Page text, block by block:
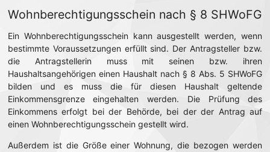
Wohnberechtigungsschein nach § 8 SHWoFG
Ein Wohnberechtigungsschein kann ausgestellt werden, wenn
bestimmte Voraussetzungen erfüllt sind. Der Antragsteller bzw.
die Antragstellerin muss mit seinen bzw. ihren
Haushaltsangehörigen einen Haushalt nach § 8 Abs. 5 SHWoFG
bilden und es muss die für diesen Haushalt geltende
Einkommensgrenze eingehalten werden. Die Prüfung des
Einkommens erfolgt bei der Behörde, bei der der Antrag auf
einen Wohnberechtigungsschein gestellt wird.
Außerdem ist die Größe einer Wohnung, die bezogen werden